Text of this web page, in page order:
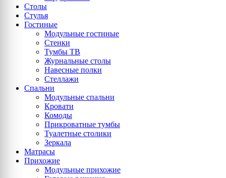
Столы
Стулья
Гостиные
Модульные гостиные
Стенки
Тумбы ТВ
Журнальные столы
Навесные полки
Стеллажи
Спальни
Модульные спальни
Кровати
Комоды
Прикроватные тумбы
Туалетные столики
Зеркала
Матрасы
Прихожие
Модульные прихожие